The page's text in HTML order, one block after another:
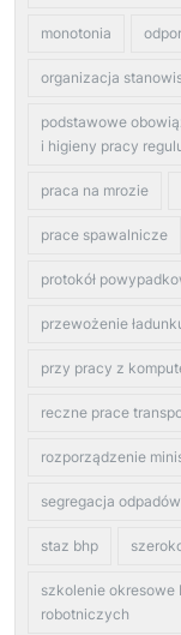
monotonia
organizacja
podstawowe
i higieny pracy
praca na mrozie
prace spawalnicze
protokół
przewożenie
przy pracy z
reczne prace
rozporządzenie
segregacja
staz bhp
szkolenie okresowe
robotniczych